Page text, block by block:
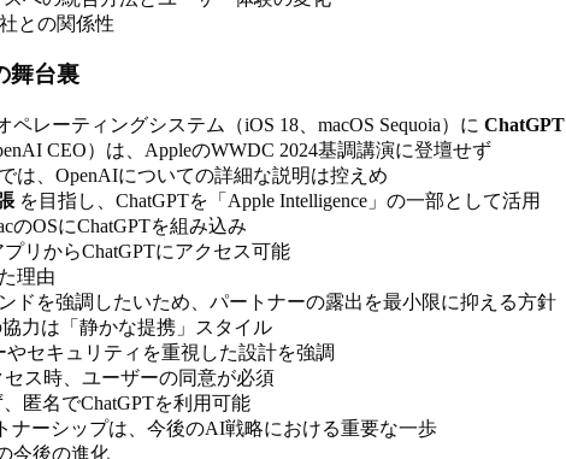
との関係性
舞台裏
ペレーティングシステム（iOS 18、macOS Sequoia）に ChatGPT
CEO）は、AppleのWWDC 2024基調講演に登壇せず
は、OpenAIについての詳細な説明は控えめ
を目指し、ChatGPTを「Apple Intelligence」の一部として活用
のOSにChatGPTを組み込み
リからChatGPTにアクセス可能
理由
ドを強調したいため、パートナーの露出を最小限に抑える方針
力は「静かな提携」スタイル
やセキュリティを重視した設計を強調
セス時、ユーザーの同意が必須
匿名でChatGPTを利用可能
ナーシップは、今後のAI戦略における重要な一歩
今後の進化